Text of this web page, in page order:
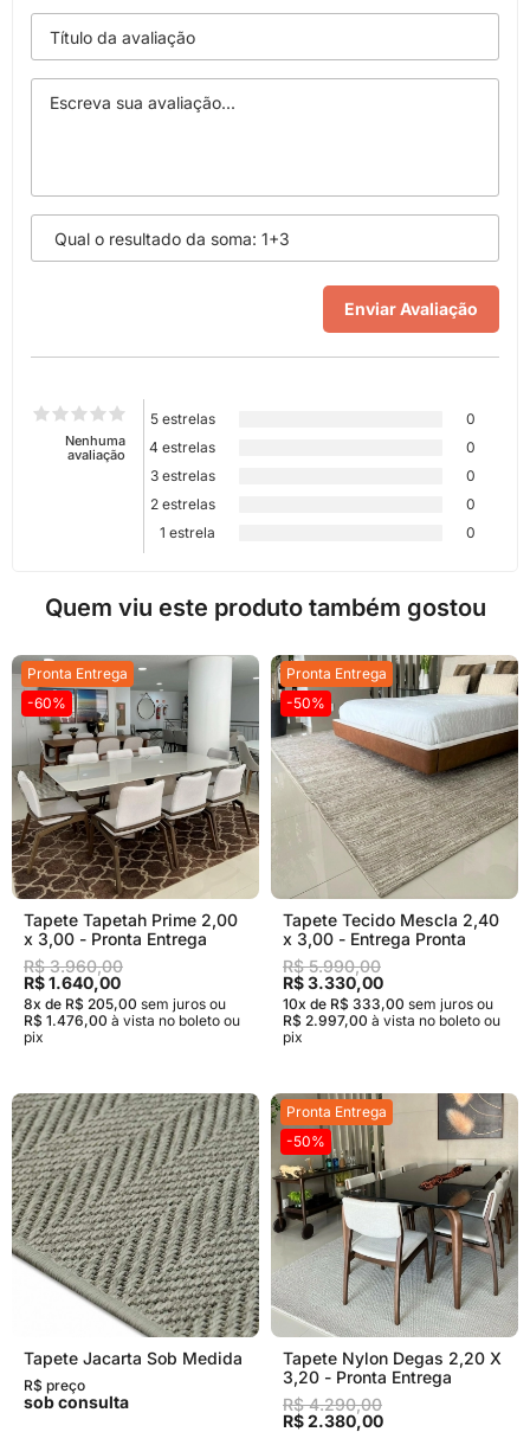
Nenhuma
avaliação
5 estrelas
0
4 estrelas
0
3 estrelas
0
2 estrelas
0
1 estrela
0
Quem viu este produto também gostou
Pronta Entrega
-60%
Tapete Tapetah Prime 2,00
x 3,00 - Pronta Entrega
R$ 3.960,00
R$ 1.640,00
8x de R$ 205,00 sem juros ou
R$ 1.476,00 à vista no boleto ou
pix
Pronta Entrega
-50%
Tapete Tecido Mescla 2,40
x 3,00 - Entrega Pronta
R$ 5.990,00
R$ 3.330,00
10x de R$ 333,00 sem juros ou
R$ 2.997,00 à vista no boleto ou
pix
Tapete Jacarta Sob Medida
R$ preço
sob consulta
Pronta Entrega
-50%
Tapete Nylon Degas 2,20 X
3,20 - Pronta Entrega
R$ 4.290,00
R$ 2.380,00